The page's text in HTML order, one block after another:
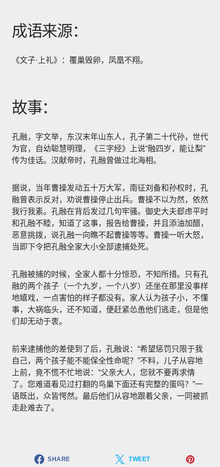
成语来源：
《文子·上礼》：覆巢毁卵，凤凰不翔。
故事：
孔融，字文举，东汉末年山东人，孔子第二十代孙，世代
为官，自幼聪慧明理，《三字经》上说“融四岁，能让梨”
传为佳话。汉献帝时，孔融曾做过北海相。
据说，当年曹操发动五十万大军，南征刘备和孙权时，孔
融曾表示反对，劝说曹操停止出兵。曹操不以为然，依然
我行我素。孔融在背后发过几句牢骚。御史大夫郄虑平时
和孔融不睦，知道了这事，报告给曹操，并且添油加醋，
恶意挑拨，说孔融一向瞧不起曹操等等。曹操一听大怒，
当即下令把孔融全家大小全部逮捕处死。
孔融被捕的时候，全家人都十分惊恐，不知所措。只有孔
融的两个孩子（一个九岁，一个八岁）还坐在那里没事样
地嬉戏，一点害怕的样子都没有。家人认为孩子小，不懂
事，大祸临头，还不知道，便赶紧怂恿他们逃走，但是他
们却无动于衷。
前来逮捕他的差使到了后，孔融说：“希望惩罚只限于我
自己，两个孩子能不能保全性命呢？”不料，儿子从容地
上前，竟不慌不忙地说：“父亲大人，您就不要再求情
了。您难道看见过打翻的鸟巢下面还有完整的蛋吗？”一
语既出，众皆愕然。最后他们从容地跟着父亲，一同被抓
走赴难去了。
SHARE TWEET